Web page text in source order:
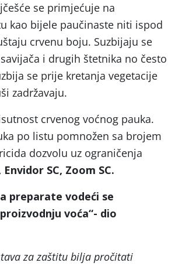
se primjećuje na
kao bijele paučinaste niti ispod
crvenu boju. Suzbijaju se
i drugih štetnika no često
se prije kretanja vegetacije
zadržavaju.
crvenog voćnog pauka.
po listu pomnožen sa brojem
dozvolu uz ograničenja
SC, Zoom SC.
preparate vodeći se
voća“- dio
za zaštitu bilja pročitati